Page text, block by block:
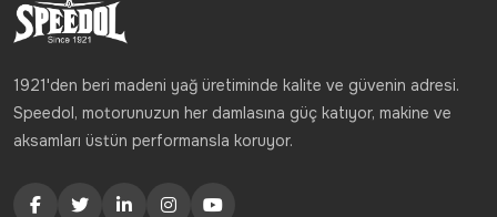
1921'den beri madeni yağ üretiminde kalite ve güvenin adresi.
Speedol, motorunuzun her damlasına güç katıyor, makine ve
aksamları üstün performansla koruyor.